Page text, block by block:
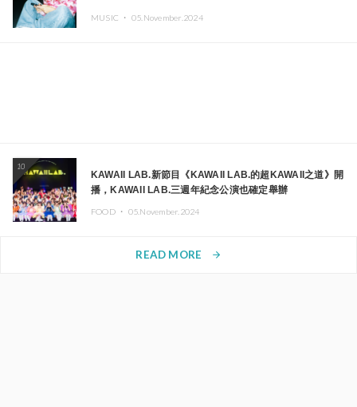
MUSIC ・ 05.November.2024
10
KAWAII LAB.新節目《KAWAII LAB.的超KAWAII之道》開
播，KAWAII LAB.三週年紀念公演也確定舉辦
FOOD ・ 05.November.2024
READ MORE arrow_forward